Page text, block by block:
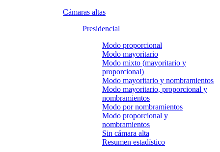
Cámaras altas
Presidencial
Modo proporcional
Modo mayoritario
Modo mixto (mayoritario y
proporcional)
Modo mayoritario y nombramientos
Modo mayoritario, proporcional y
nombramientos
Modo por nombramientos
Modo proporcional y
nombramientos
Sin cámara alta
Resumen estadístico